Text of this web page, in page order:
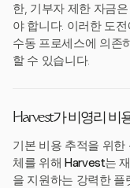
한, 기부자 제한 자금
야 합니다. 이러한 도
수동 프로세스에 의존
할 수 있습니다.
Harvest가 비영리 비
기본 비용 추적을 위
체를 위해Harvest는
을 지원하는 강력한